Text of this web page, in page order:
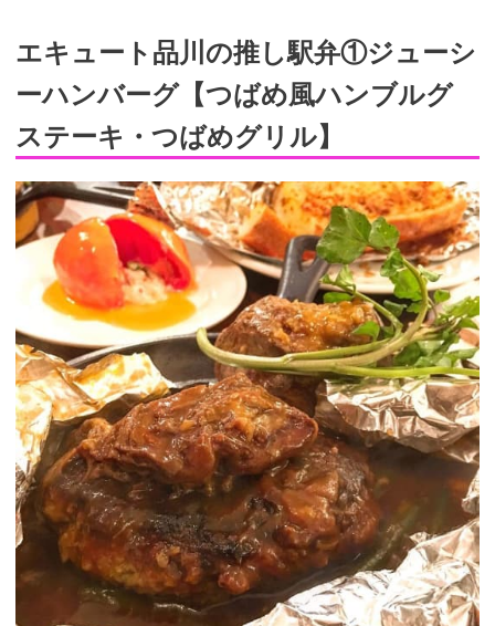
エキュート品川の推し駅弁①ジューシ
ーハンバーグ【つばめ風ハンブルグ
ステーキ・つばめグリル】